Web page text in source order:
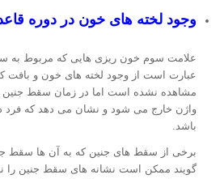
وجود لخته های خون در دوره
علامت سوم خون ریزی هایی که مربوط به
عبارت است از وجود لخته های خون و بافت
مشاهده نشده است اما در زمان سقط جنین
واژن خارج می شود و نشان می دهد که
باشد.
برخی از سقط های جنین که به آن ها سقط
گویند ممکن است نشانه های سقط جنین را